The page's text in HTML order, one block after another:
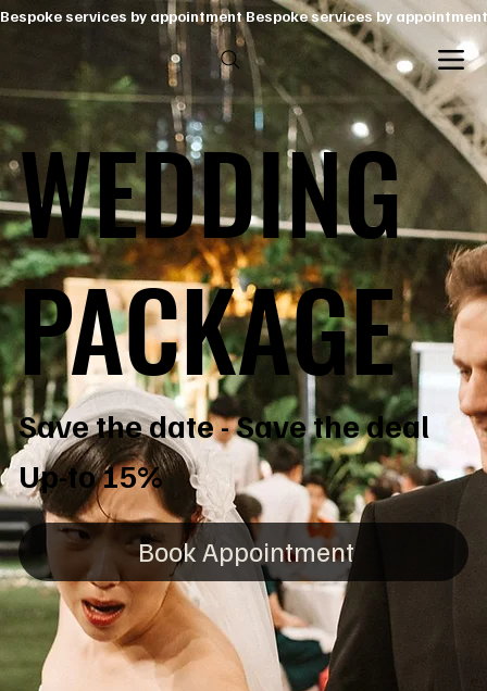
Bespoke services by appointment
WEDDING
PACKAGE
Save the date - Save the deal
Up-to 15%
Book Appointment